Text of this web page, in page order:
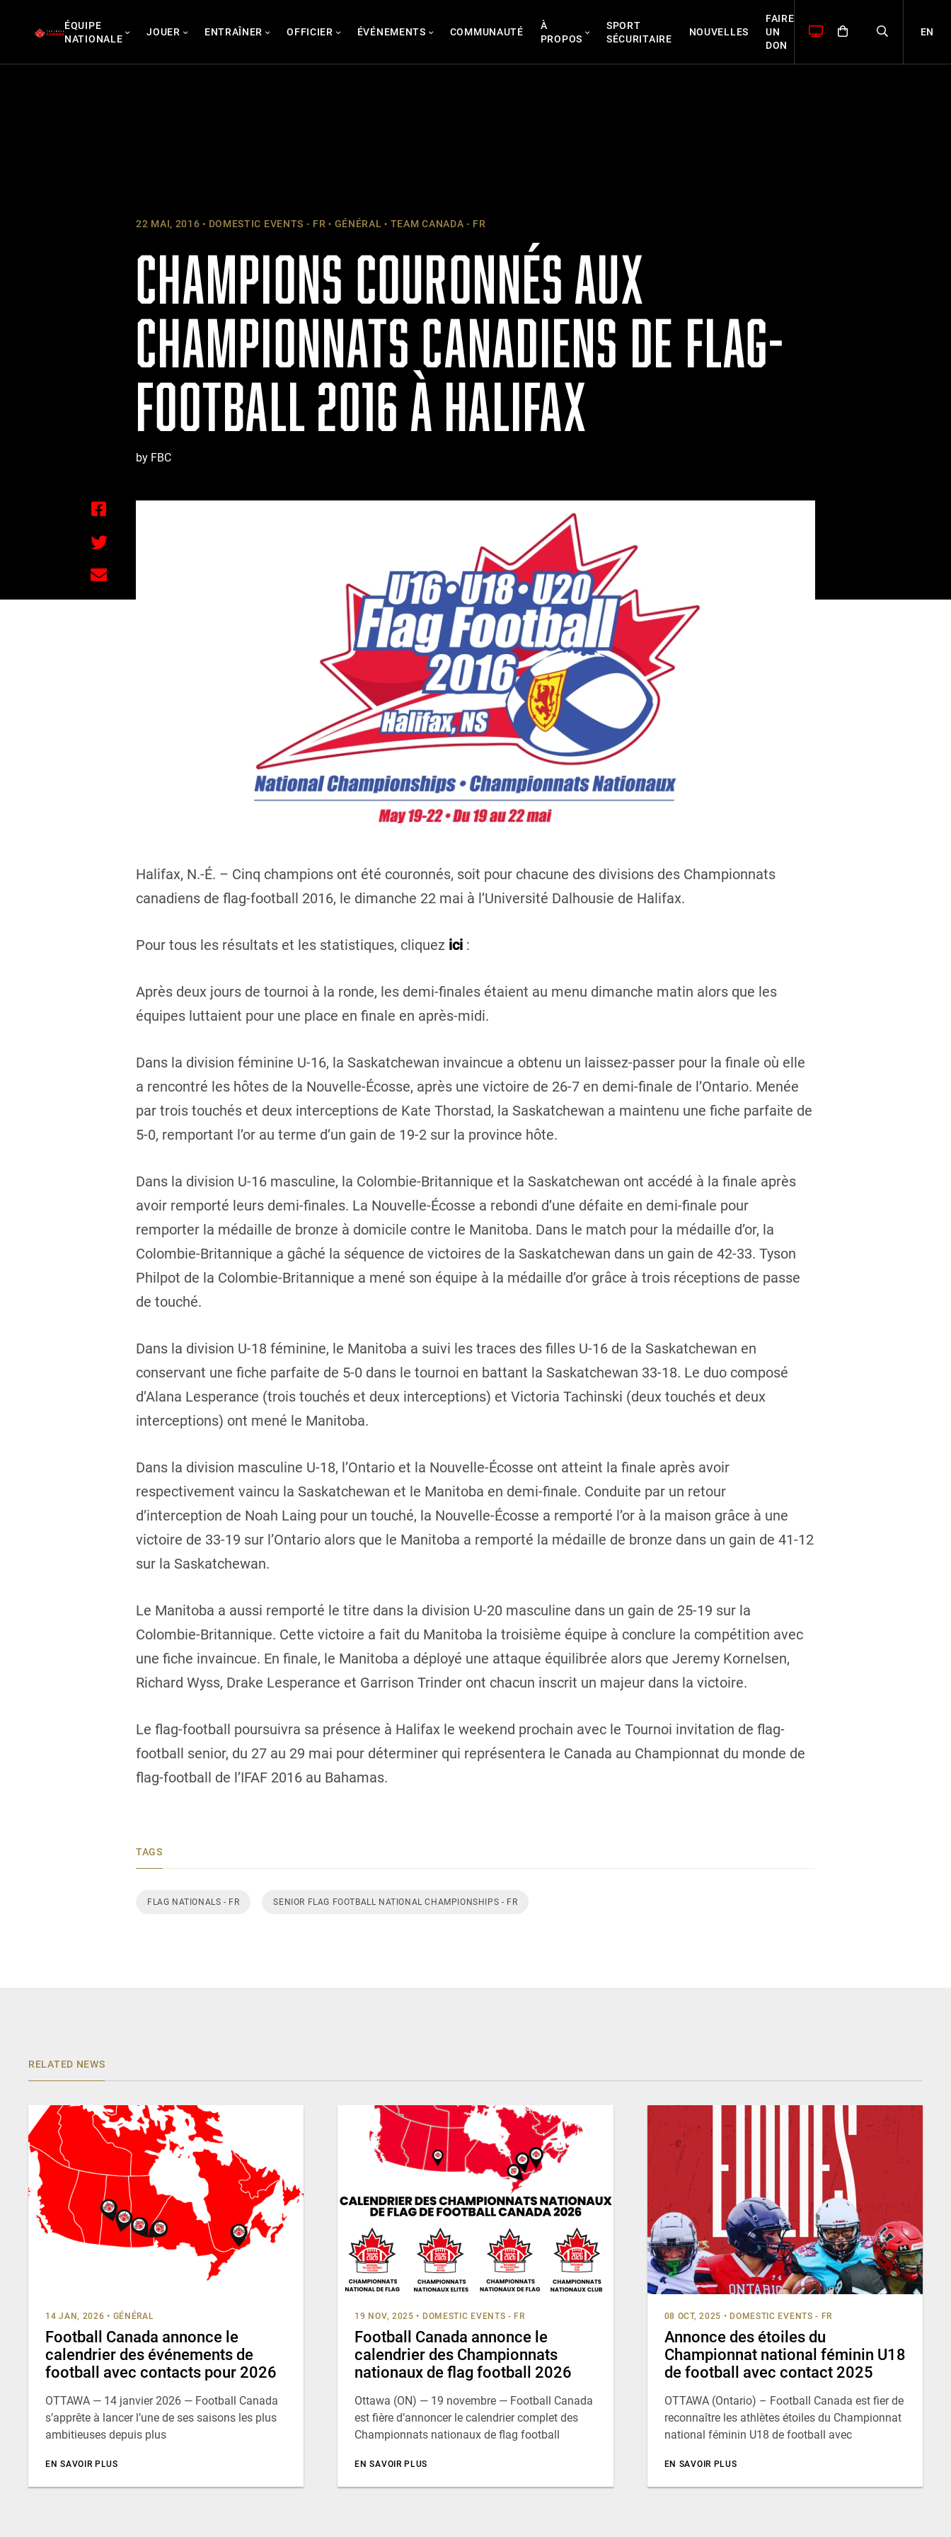
ÉQUIPE
NATIONALE
JOUER ENTRAÎNER OFFICIER ÉVÉNEMENTS COMMUNAUTÉ
À
PROPOS
SPORT
SÉCURITAIRE
NOUVELLES
FAIRE
UN
DON
EN
22 MAI, 2016 DOMESTIC EVENTS - FR GÉNÉRAL TEAM CANADA - FR
CHAMPIONS COURONNÉS AUX
CHAMPIONNATS CANADIENS DE FLAG-
FOOTBALL 2016 À HALIFAX
by FBC
Halifax, N.-É. – Cinq champions ont été couronnés, soit pour chacune des divisions des Championnats
canadiens de flag-football 2016, le dimanche 22 mai à l’Université Dalhousie de Halifax.
Pour tous les résultats et les statistiques, cliquez ici :
Après deux jours de tournoi à la ronde, les demi-finales étaient au menu dimanche matin alors que les
équipes luttaient pour une place en finale en après-midi.
Dans la division féminine U-16, la Saskatchewan invaincue a obtenu un laissez-passer pour la finale où elle
a rencontré les hôtes de la Nouvelle-Écosse, après une victoire de 26-7 en demi-finale de l’Ontario. Menée
par trois touchés et deux interceptions de Kate Thorstad, la Saskatchewan a maintenu une fiche parfaite de
5-0, remportant l’or au terme d’un gain de 19-2 sur la province hôte.
Dans la division U-16 masculine, la Colombie-Britannique et la Saskatchewan ont accédé à la finale après
avoir remporté leurs demi-finales. La Nouvelle-Écosse a rebondi d’une défaite en demi-finale pour
remporter la médaille de bronze à domicile contre le Manitoba. Dans le match pour la médaille d’or, la
Colombie-Britannique a gâché la séquence de victoires de la Saskatchewan dans un gain de 42-33. Tyson
Philpot de la Colombie-Britannique a mené son équipe à la médaille d’or grâce à trois réceptions de passe
de touché.
Dans la division U-18 féminine, le Manitoba a suivi les traces des filles U-16 de la Saskatchewan en
conservant une fiche parfaite de 5-0 dans le tournoi en battant la Saskatchewan 33-18. Le duo composé
d’Alana Lesperance (trois touchés et deux interceptions) et Victoria Tachinski (deux touchés et deux
interceptions) ont mené le Manitoba.
Dans la division masculine U-18, l’Ontario et la Nouvelle-Écosse ont atteint la finale après avoir
respectivement vaincu la Saskatchewan et le Manitoba en demi-finale. Conduite par un retour
d’interception de Noah Laing pour un touché, la Nouvelle-Écosse a remporté l’or à la maison grâce à une
victoire de 33-19 sur l’Ontario alors que le Manitoba a remporté la médaille de bronze dans un gain de 41-12
sur la Saskatchewan.
Le Manitoba a aussi remporté le titre dans la division U-20 masculine dans un gain de 25-19 sur la
Colombie-Britannique. Cette victoire a fait du Manitoba la troisième équipe à conclure la compétition avec
une fiche invaincue. En finale, le Manitoba a déployé une attaque équilibrée alors que Jeremy Kornelsen,
Richard Wyss, Drake Lesperance et Garrison Trinder ont chacun inscrit un majeur dans la victoire.
Le flag-football poursuivra sa présence à Halifax le weekend prochain avec le Tournoi invitation de flag-
football senior, du 27 au 29 mai pour déterminer qui représentera le Canada au Championnat du monde de
flag-football de l’IFAF 2016 au Bahamas.
TAGS
FLAG NATIONALS - FR SENIOR FLAG FOOTBALL NATIONAL CHAMPIONSHIPS - FR
RELATED NEWS
14 JAN, 2026 • GÉNÉRAL
Football Canada annonce le
calendrier des événements de
football avec contacts pour 2026
OTTAWA — 14 janvier 2026 — Football Canada
s’apprête à lancer l’une de ses saisons les plus
ambitieuses depuis plus
EN SAVOIR PLUS
19 NOV, 2025 • DOMESTIC EVENTS - FR
Football Canada annonce le
calendrier des Championnats
nationaux de flag football 2026
Ottawa (ON) — 19 novembre — Football Canada
est fière d’annoncer le calendrier complet des
Championnats nationaux de flag football
EN SAVOIR PLUS
08 OCT, 2025 • DOMESTIC EVENTS - FR
Annonce des étoiles du
Championnat national féminin U18
de football avec contact 2025
OTTAWA (Ontario) – Football Canada est fier de
reconnaître les athlètes étoiles du Championnat
national féminin U18 de football avec
EN SAVOIR PLUS